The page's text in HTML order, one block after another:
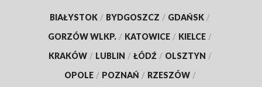
BIAŁYSTOK / BYDGOSZCZ / GDAŃSK /
GORZÓW WLKP. / KATOWICE / KIELCE /
KRAKÓW / LUBLIN / ŁÓDŹ / OLSZTYN /
OPOLE / POZNAŃ / RZESZÓW /